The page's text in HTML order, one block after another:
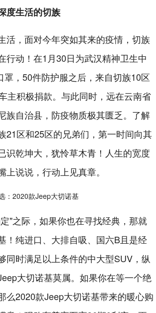
度生活的切族
活，面对今年突如其来的疫情，切族
行动！在1月30日为武汉精神卫生中
罩，50件防护服之后，来自切族10区
主积极捐款。与此同时，远在云南省
族自治县，防疫物质极其匮乏。了解
21区和25区的兄弟们，第一时间向其
识乾坤大，犹怜草木青！人生的宽度
上说说，行动上见真章。
"之际，如果你也在寻找经典，那就
！纯进口、大排自吸、国六B且是经
同时满足以上条件的中大型SUV，纵
大切诺基莫属。如果你在等一个绝
么2020款Jeep大切诺基带来的暖心购